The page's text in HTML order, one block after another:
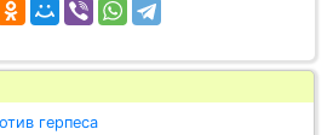
герпеса